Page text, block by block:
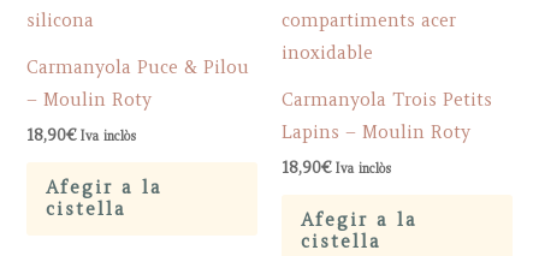
Carmanyola Puce & Pilou
– Moulin Roty
18,90€ Iva inclòs
Afegir a la
cistella
Carmanyola Trois Petits
Lapins – Moulin Roty
18,90€ Iva inclòs
Afegir a la
cistella